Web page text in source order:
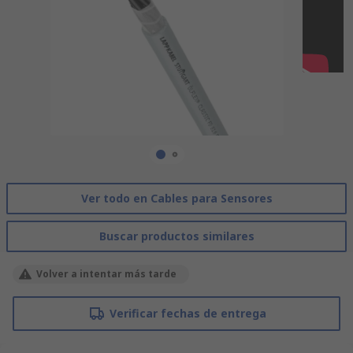
Ver todo en Cables para Sensores
Buscar productos similares
Volver a intentar más tarde
Verificar fechas de entrega